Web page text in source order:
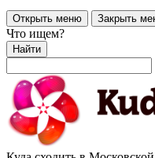
Открыть меню Закрыть
Что ищем?
Найти